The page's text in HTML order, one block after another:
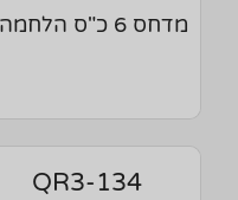
מדחס 6 כ"ס הלחמה תלת
QR3-134